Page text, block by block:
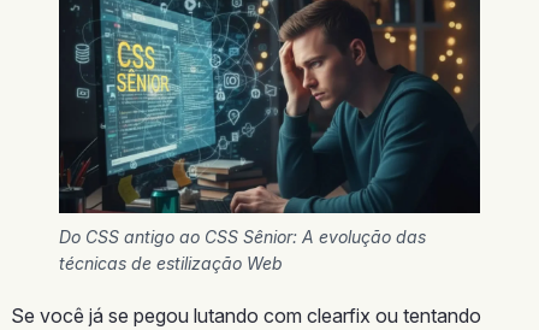
Do CSS antigo ao CSS Sênior: A evolução das
técnicas de estilização Web
Se você já se pegou lutando com clearfix ou tentando